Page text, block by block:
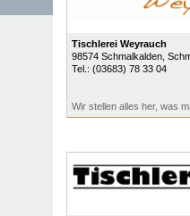
Tischlerei Weyrauch
98574 Schmalkalden,
Tel.: (03683) 78 33 04
Wir stellen alles her, was